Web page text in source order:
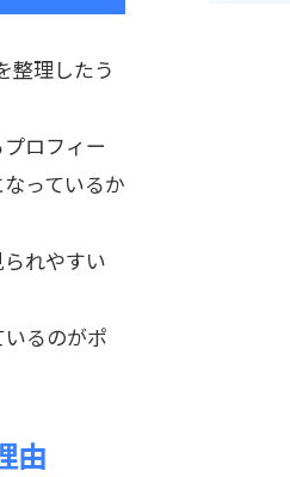
整理したう
ロフィー
っているか
れやすい
るのがポ
由